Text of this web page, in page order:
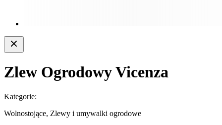
Zlew Ogrodowy Vicenza
Kategorie:
Wolnostojące, Zlewy i umywalki ogrodowe